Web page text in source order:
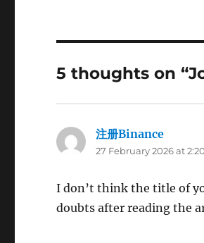
5 thoughts on
注册Binance
27 February 2026 at
I don’t think the title of
doubts after reading the